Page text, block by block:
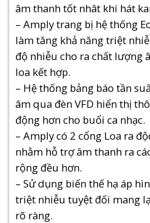
âm thanh tốt nhât khi hát
– Amply trang bị hệ thống
làm tăng khả năng triệt
độ nhiễu cho ra chất lượng
loa kết hợp.
– Hệ thống bảng báo tần
âm qua đèn VFD hiển thị
động hơn cho buổi ca nhạc.
– Amply có 2 cổng Loa ra
nhằm hỗ trợ âm thanh ra
rộng đều hơn.
– Sử dụng biến thế hạ áp
triệt nhiễu tuyệt đối mang
rõ ràng.